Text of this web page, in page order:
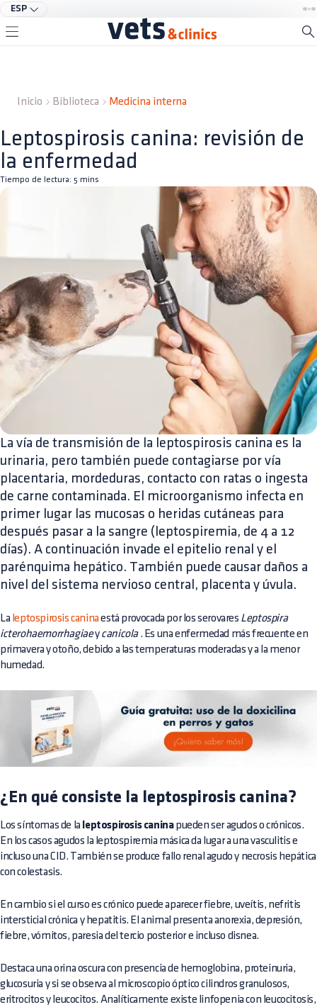
ESP
Inicio Biblioteca Medicina interna
Leptospirosis canina: revisión de
la enfermedad
Tiempo de lectura: 5 mins
La vía de transmisión de la leptospirosis canina es la
urinaria, pero también puede contagiarse por vía
placentaria, mordeduras, contacto con ratas o ingesta
de carne contaminada. El microorganismo infecta en
primer lugar las mucosas o heridas cutáneas para
después pasar a la sangre (leptospiremia, de 4 a 12
días). A continuación invade el epitelio renal y el
parénquima hepático. También puede causar daños a
nivel del sistema nervioso central, placenta y úvula.
La leptospirosis canina está provocada por los serovares Leptospira
icterohaemorrhagiaey canicola. Es una enfermedad más frecuente en
primavera y otoño, debido a las temperaturas moderadas y a la menor
humedad.
¿En qué consiste la leptospirosis canina?
Los síntomas de la leptospirosis caninapueden ser agudos o crónicos.
En los casos agudos la leptospiremia másica da lugar a una vasculitis e
incluso una CID. También se produce fallo renal agudo y necrosis hepática
con colestasis.
En cambio si el curso es crónico puede aparecer fiebre, uveítis, nefritis
intersticial crónica y hepatitis. El animal presenta anorexia, depresión,
fiebre, vómitos, paresia del tercio posterior e incluso disnea.
Destaca una orina oscura con presencia de hemoglobina, proteinuria,
glucosuria y si se observa al microscopio óptico cilindros granulosos,
eritrocitos y leucocitos. Analíticamente existe linfopenia con leucocitosis,